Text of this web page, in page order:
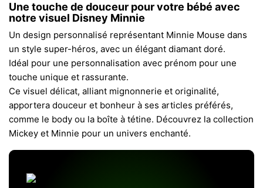
Une touche de douceur pour votre bébé avec
notre visuel Disney Minnie
Un design personnalisé représentant Minnie Mouse dans
un style super-héros, avec un élégant diamant doré.
Idéal pour une personnalisation avec prénom pour une
touche unique et rassurante.
Ce visuel délicat, alliant mignonnerie et originalité,
apportera douceur et bonheur à ses articles préférés,
comme le body ou la boîte à tétine. Découvrez la collection
Mickey et Minnie pour un univers enchanté.